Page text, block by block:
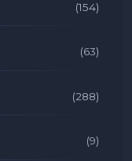
(154)
(63)
(288)
(9)